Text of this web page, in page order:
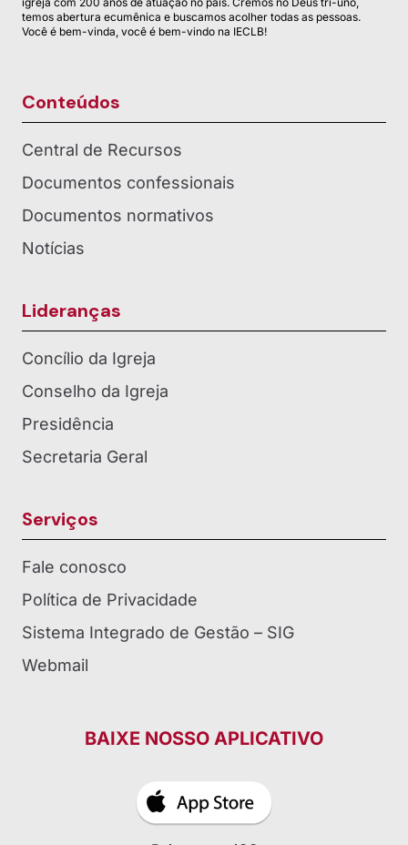
temos abertura ecumênica e buscamos acolher todas as pessoas.
Você é bem-vinda, você é bem-vindo na IECLB!
Conteúdos
Central de Recursos
Documentos confessionais
Documentos normativos
Notícias
Lideranças
Concílio da Igreja
Conselho da Igreja
Presidência
Secretaria Geral
Serviços
Fale conosco
Política de Privacidade
Sistema Integrado de Gestão – SIG
Webmail
BAIXE NOSSO APLICATIVO